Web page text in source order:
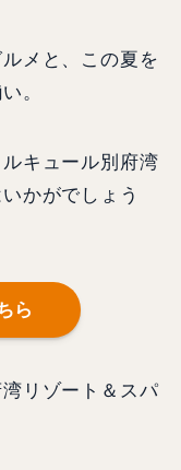
メと、この夏を
。
キュール別府湾
かがでしょう
ら
リゾート＆スパ